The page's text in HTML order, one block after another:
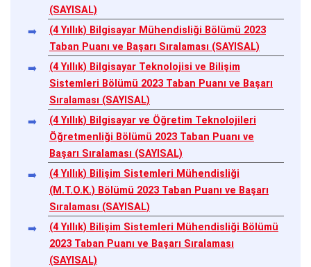
(SAYISAL)
(4 Yıllık) Bilgisayar Mühendisliği Bölümü 2023
Taban Puanı ve Başarı Sıralaması (SAYISAL)
(4 Yıllık) Bilgisayar Teknolojisi ve Bilişim
Sistemleri Bölümü 2023 Taban Puanı ve Başarı
Sıralaması (SAYISAL)
(4 Yıllık) Bilgisayar ve Öğretim Teknolojileri
Öğretmenliği Bölümü 2023 Taban Puanı ve
Başarı Sıralaması (SAYISAL)
(4 Yıllık) Bilişim Sistemleri Mühendisliği
(M.T.O.K.) Bölümü 2023 Taban Puanı ve Başarı
Sıralaması (SAYISAL)
(4 Yıllık) Bilişim Sistemleri Mühendisliği Bölümü
2023 Taban Puanı ve Başarı Sıralaması
(SAYISAL)